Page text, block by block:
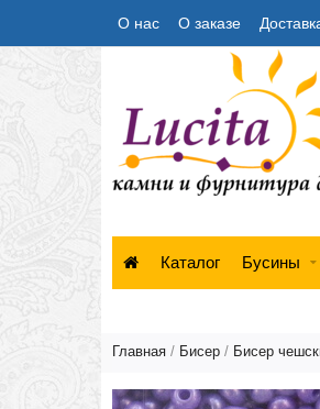
О нас О заказе
Каталог Бусины
Главная / Бисер / Бисер